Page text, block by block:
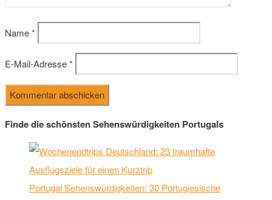
Name*
E-Mail-Adresse*
Finde die schönsten Sehenswürdigkeiten Portugals
Portugal Sehenswürdigkeiten: 30 Portugiesische